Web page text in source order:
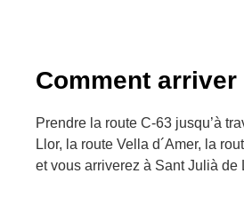
Comment arriver
Prendre la route C-63 jusqu’à
Llor, la route Vella d´Amer, la
et vous arriverez à Sant Julià de